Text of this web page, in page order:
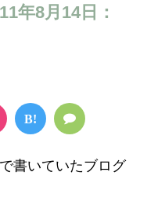
年8月14日：
B!
で書いていたブログ